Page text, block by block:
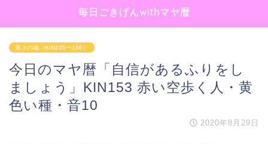
毎日ごきげんwithマヤ暦
第３の城（KIN105〜156）
今日のマヤ暦「自信があるふりをし
ましょう」KIN153 赤い空歩く人・黄
色い種・音10
2020年8月29日